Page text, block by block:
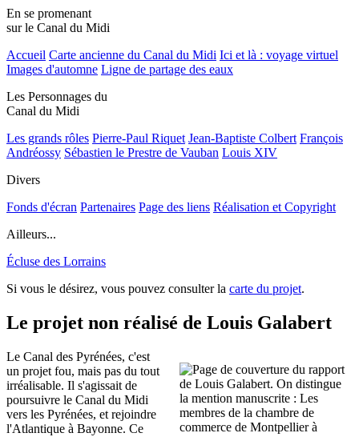
En se promenant
sur le Canal du Midi
Accueil Carte ancienne du Canal du Midi Ici et là : voyage virtuel
Images d'automne Ligne de partage des eaux
Les Personnages du
Canal du Midi
Les grands rôles Pierre-Paul Riquet Jean-Baptiste Colbert François
Andréossy Sébastien le Prestre de Vauban Louis XIV
Divers
Fonds d'écran Partenaires Page des liens Réalisation et Copyright
Ailleurs...
Écluse des Lorrains
Si vous le désirez, vous pouvez consulter la carte du projet.
Le projet non réalisé de Louis Galabert
Le Canal des Pyrénées, c'est
un projet fou, mais pas du tout
irréalisable. Il s'agissait de
poursuivre le Canal du Midi
vers les Pyrénées, et rejoindre
l'Atlantique à Bayonne. Ce